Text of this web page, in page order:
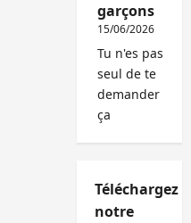
garçons
15/06/2026
Tu n'es pas
seul de te
demander
ça
Téléchargez
notre